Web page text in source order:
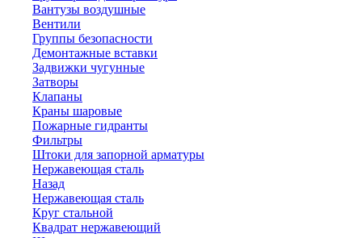
Вантузы воздушные
Вентили
Группы безопасности
Демонтажные вставки
Задвижки чугунные
Затворы
Клапаны
Краны шаровые
Пожарные гидранты
Фильтры
Штоки для запорной арматуры
Нержавеющая сталь
Назад
Нержавеющая сталь
Круг стальной
Квадрат нержавеющий